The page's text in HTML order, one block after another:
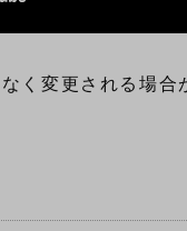
く変更される場